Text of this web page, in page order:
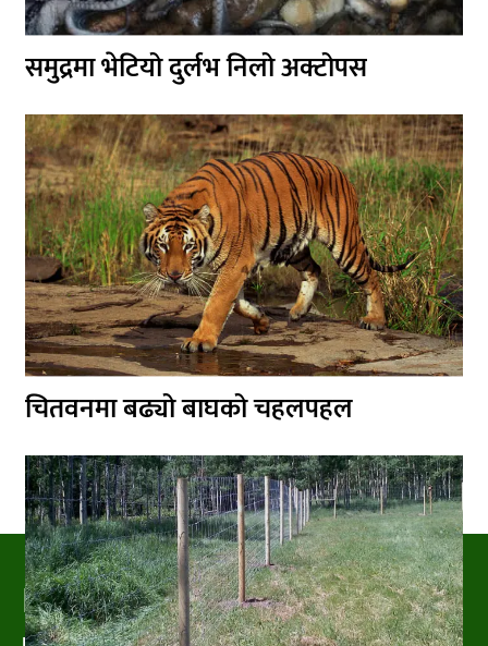
समुद्रमा भेटियो दुर्लभ निलो अक्टोपस
चितवनमा बढ्यो बाघको चहलपहल
PRAKRITIPRESS